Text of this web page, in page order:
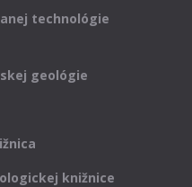
technológie
geológie
knižnice